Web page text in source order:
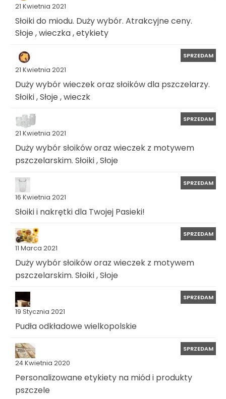
21 Kwietnia 2021
Słoiki do miodu. Duży wybór. Atrakcyjne ceny.
Słoje , wieczka , etykiety
21 Kwietnia 2021
SPRZEDAM
Duży wybór wieczek oraz słoików dla pszczelarzy.
Słoiki , Słoje , wieczk
21 Kwietnia 2021
SPRZEDAM
Duży wybór słoików oraz wieczek z motywem
pszczelarskim. Słoiki , Słoje
16 Kwietnia 2021
SPRZEDAM
Słoiki i nakrętki dla Twojej Pasieki!
11 Marca 2021
SPRZEDAM
Duży wybór słoików oraz wieczek z motywem
pszczelarskim. Słoiki , Słoje
19 Stycznia 2021
SPRZEDAM
Pudła odkładowe wielkopolskie
24 Kwietnia 2020
SPRZEDAM
Personalizowane etykiety na miód i produkty
pszczele